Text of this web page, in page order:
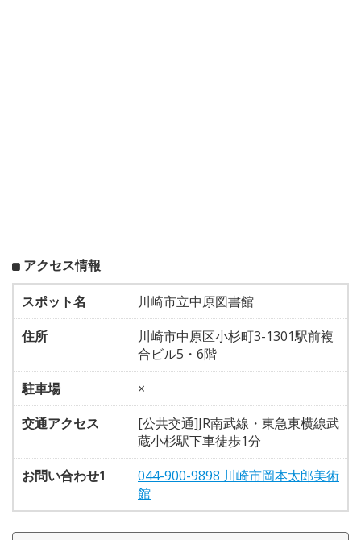
アクセス情報
スポット名
川崎市立中原図書館
住所
川崎市中原区小杉町3-1301駅前複
合ビル5・6階
駐車場
×
交通アクセス
[公共交通]JR南武線・東急東横線武
蔵小杉駅下車徒歩1分
お問い合わせ1
044-900-9898 川崎市岡本太郎美術
館